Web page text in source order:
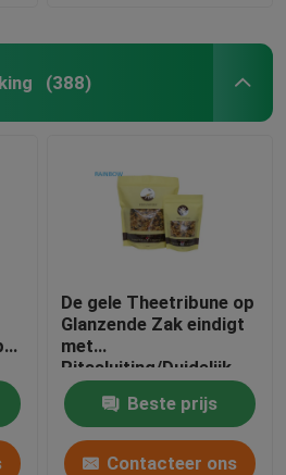
(388)
De gele Theetribune op
Glanzende Zak eindigt
met
Ritssluiting/Duidelijk
Venster
Beste prijs
Contacteer ons